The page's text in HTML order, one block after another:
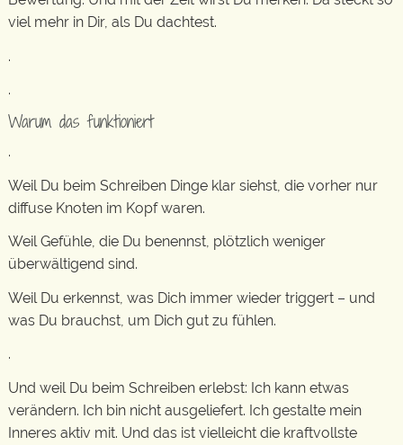
viel mehr in Dir, als Du dachtest.
.
.
Warum das funktioniert
.
Weil Du beim Schreiben Dinge klar siehst, die vorher nur
diffuse Knoten im Kopf waren.
Weil Gefühle, die Du benennst, plötzlich weniger
überwältigend sind.
Weil Du erkennst, was Dich immer wieder triggert – und
was Du brauchst, um Dich gut zu fühlen.
.
Und weil Du beim Schreiben erlebst: Ich kann etwas
verändern. Ich bin nicht ausgeliefert. Ich gestalte mein
Inneres aktiv mit. Und das ist vielleicht die kraftvollste